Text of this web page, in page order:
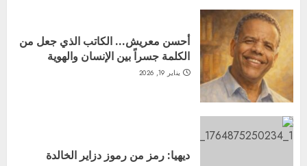
أحسن معريش… الكاتب الذي جعل من
الكلمة جسراً بين الإنسان والهوية
يناير 19, 2026
ديهيا: رمز من رموز دزاير الخالدة